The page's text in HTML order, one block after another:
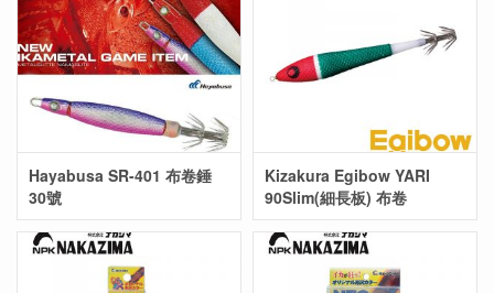
Hayabusa SR-401 布卷錘
30號
Kizakura Egibow YARI
90Slim(細長板) 布卷